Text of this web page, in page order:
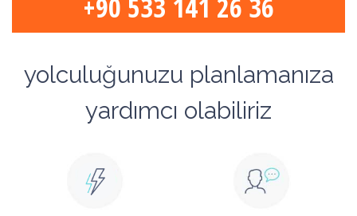
yolculuğunuzu planlamanıza
yardımcı olabiliriz